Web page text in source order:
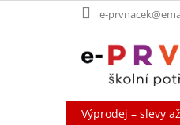
na
e-
Výprodej – slevy